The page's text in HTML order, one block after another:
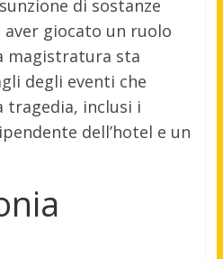
di sostanze
giocato un ruolo
magistratura sta
degli eventi che
tragedia, inclusi i
dell’hotel e un